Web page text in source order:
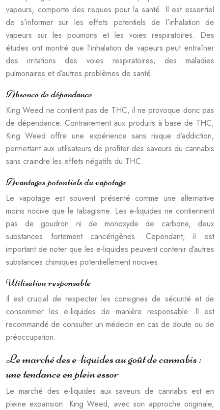
vapeurs, comporte des risques pour la santé. Il est essentiel
de s’informer sur les effets potentiels de l’inhalation de
vapeurs sur les poumons et les voies respiratoires. Des
études ont montré que l’inhalation de vapeurs peut entraîner
des irritations des voies respiratoires, des maladies
pulmonaires et d’autres problèmes de santé.
Absence de dépendance
King Weed ne contient pas de THC, il ne provoque donc pas
de dépendance. Contrairement aux produits à base de THC,
King Weed offre une expérience sans risque d’addiction,
permettant aux utilisateurs de profiter des saveurs du cannabis
sans craindre les effets négatifs du THC.
Avantages potentiels du vapotage
Le vapotage est souvent présenté comme une alternative
moins nocive que le tabagisme. Les e-liquides ne contiennent
pas de goudron ni de monoxyde de carbone, deux
substances fortement cancérigènes. Cependant, il est
important de noter que les e-liquides peuvent contenir d’autres
substances chimiques potentiellement nocives.
Utilisation responsable
Il est crucial de respecter les consignes de sécurité et de
consommer les e-liquides de manière responsable. Il est
recommandé de consulter un médecin en cas de doute ou de
préoccupation.
Le marché des e-liquides au goût de cannabis :
une tendance en plein essor
Le marché des e-liquides aux saveurs de cannabis est en
pleine expansion. King Weed, avec son approche originale,